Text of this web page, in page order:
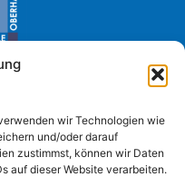
wir Technologien wie
und/oder darauf
zustimmst, können wir Daten
auf dieser Website verarbeiten.
2